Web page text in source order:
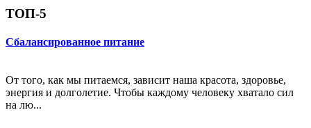
ТОП-5
Сбалансированное питание
От того, как мы питаемся, зависит наша красота, здоровье,
энергия и долголетие. Чтобы каждому человеку хватало сил
на лю...